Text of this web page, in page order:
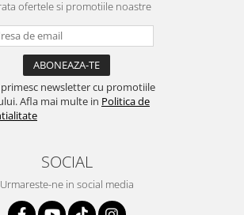
ofertele si promotiile noastre
primesc newsletter cu promotiile
Afla mai multe in Politica de
SOCIAL
Urmareste-ne in social media